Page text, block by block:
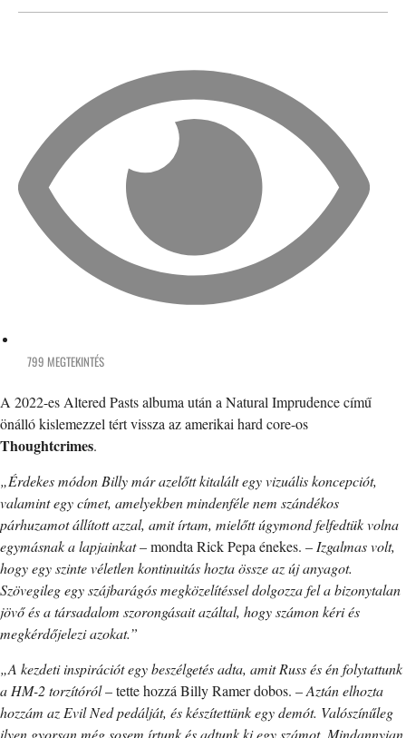
799 MEGTEKINTÉS
A 2022-es Altered Pasts albuma után a Natural Imprudence című
önálló kislemezzel tért vissza az amerikai hard core-os
Thoughtcrimes.
„Érdekes módon Billy már azelőtt kitalált egy vizuális koncepciót,
valamint egy címet, amelyekben mindenféle nem szándékos
párhuzamot állított azzal, amit írtam, mielőtt úgymond felfedtük volna
egymásnak a lapjainkat– mondta Rick Pepa énekes. – Izgalmas volt,
hogy egy szinte véletlen kontinuitás hozta össze az új anyagot.
Szövegileg egy szájbarágós megközelítéssel dolgozza fel a bizonytalan
jövő és a társadalom szorongásait azáltal, hogy számon kéri és
megkérdőjelezi azokat.”
„A kezdeti inspirációt egy beszélgetés adta, amit Russ és én folytattunk
a HM-2 torzítóról– tette hozzá Billy Ramer dobos. –Aztán elhozta
hozzám az Evil Ned pedálját, és készítettünk egy demót. Valószínűleg
ilyen gyorsan még sosem írtunk és adtunk ki egy számot. Mindannyian